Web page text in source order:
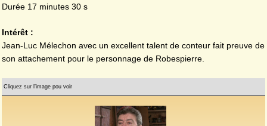
Durée 17 minutes 30 s
Intérêt :
Jean-Luc Mélechon avec un excellent talent de conteur fait preuve de
son attachement pour le personnage de Robespierre.
Cliquez sur l’image pou voir